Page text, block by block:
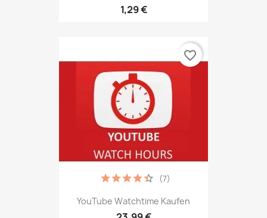
1,29 €
YouTube Watchtime Kaufen
(7)
favorite_border